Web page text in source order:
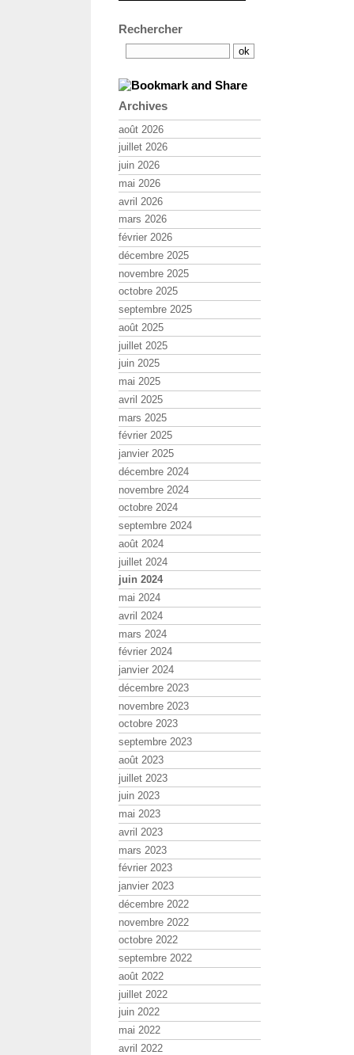
Rechercher
Archives
août 2026
juillet 2026
juin 2026
mai 2026
avril 2026
mars 2026
février 2026
décembre 2025
novembre 2025
octobre 2025
septembre 2025
août 2025
juillet 2025
juin 2025
mai 2025
avril 2025
mars 2025
février 2025
janvier 2025
décembre 2024
novembre 2024
octobre 2024
septembre 2024
août 2024
juillet 2024
juin 2024
mai 2024
avril 2024
mars 2024
février 2024
janvier 2024
décembre 2023
novembre 2023
octobre 2023
septembre 2023
août 2023
juillet 2023
juin 2023
mai 2023
avril 2023
mars 2023
février 2023
janvier 2023
décembre 2022
novembre 2022
octobre 2022
septembre 2022
août 2022
juillet 2022
juin 2022
mai 2022
avril 2022